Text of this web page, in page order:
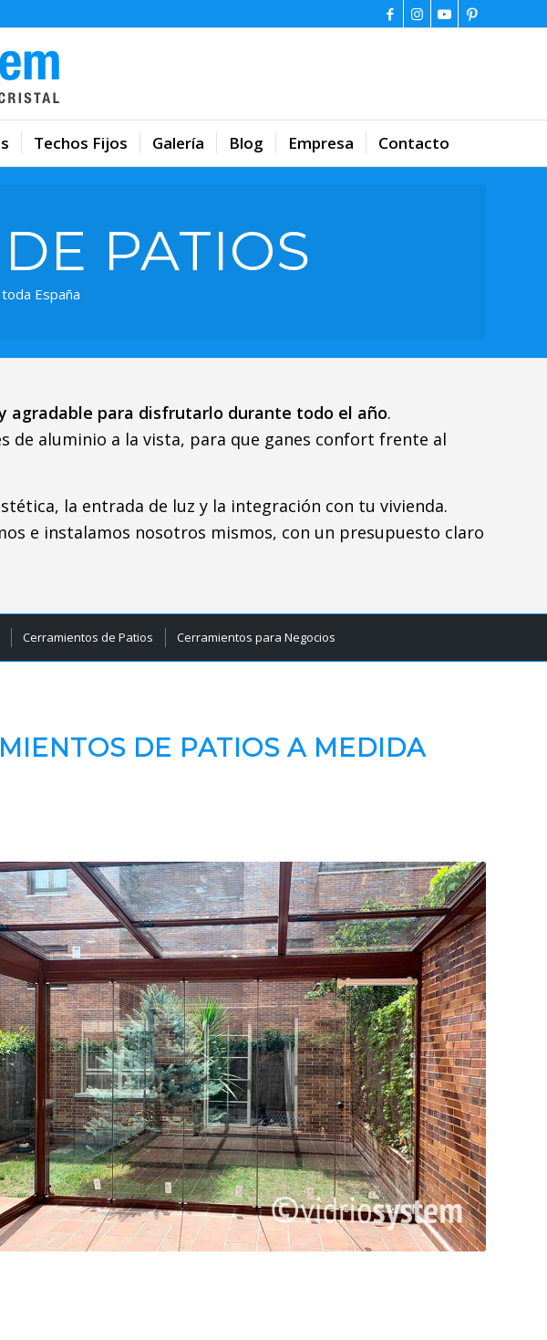
Techos Fijos Galería Blog Empresa Contacto
PATIOS
España
agradable para disfrutarlo durante todo el año.
de aluminio a la vista, para que ganes confort frente al
la entrada de luz y la integración con tu vivienda.
e instalamos nosotros mismos, con un presupuesto claro
Cerramientos de Patios Cerramientos para Negocios
DE PATIOS A MEDIDA